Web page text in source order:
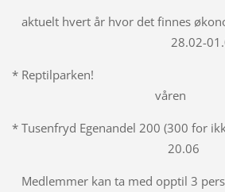
aktuelt hvert år hvor det finnes
28.02-
*
våren
* Tusenfryd Egenandel 200 (300
20.06
Medlemmer kan ta med opptil 3